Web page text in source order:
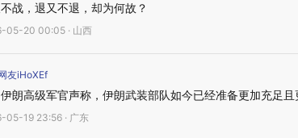
战，退又不退，却为何故？
05-20 00:05 · 山西
友iHoXEf
朗高级军官声称，伊朗武装部队如今已经准备更加充足
05-19 23:56 · 广东